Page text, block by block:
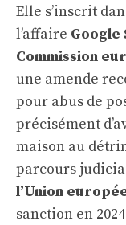
Elle s’inscrit
l’affaire Google
Commission
une amende
pour abus de
précisément
maison au
parcours
l’Union
sanction en